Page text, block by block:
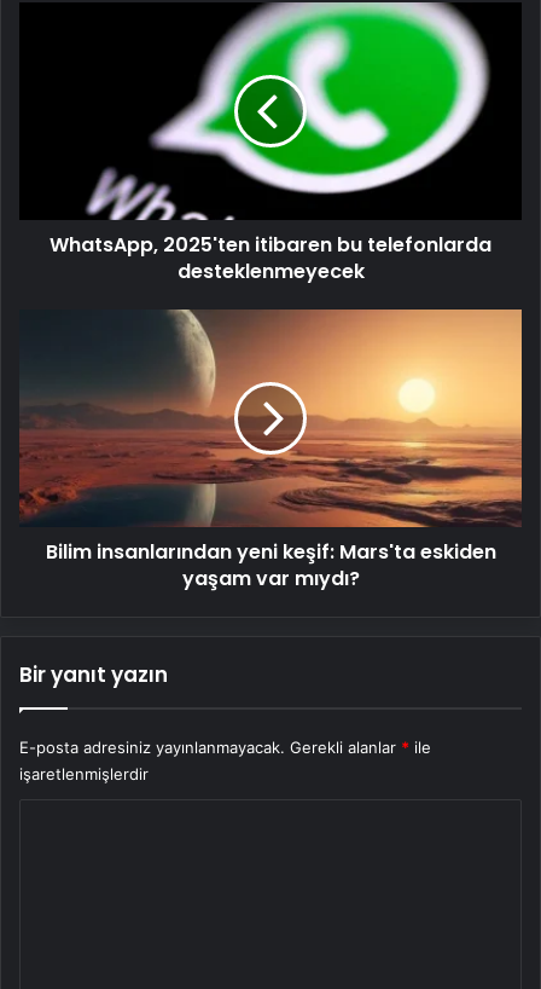
desteklenmeyecek
WhatsApp, 2025'ten itibaren bu telefonlarda
desteklenmeyecek
Mars'ta
eskiden
yaşam
var
mıydı?
Bilim insanlarından yeni keşif: Mars'ta eskiden
yaşam var mıydı?
Bir yanıt yazın
E-posta adresiniz yayınlanmayacak. Gerekli alanlar * ile
işaretlenmişlerdir